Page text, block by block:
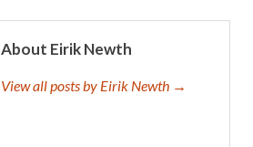
About Eirik Newth
View all posts by Eirik Newth →